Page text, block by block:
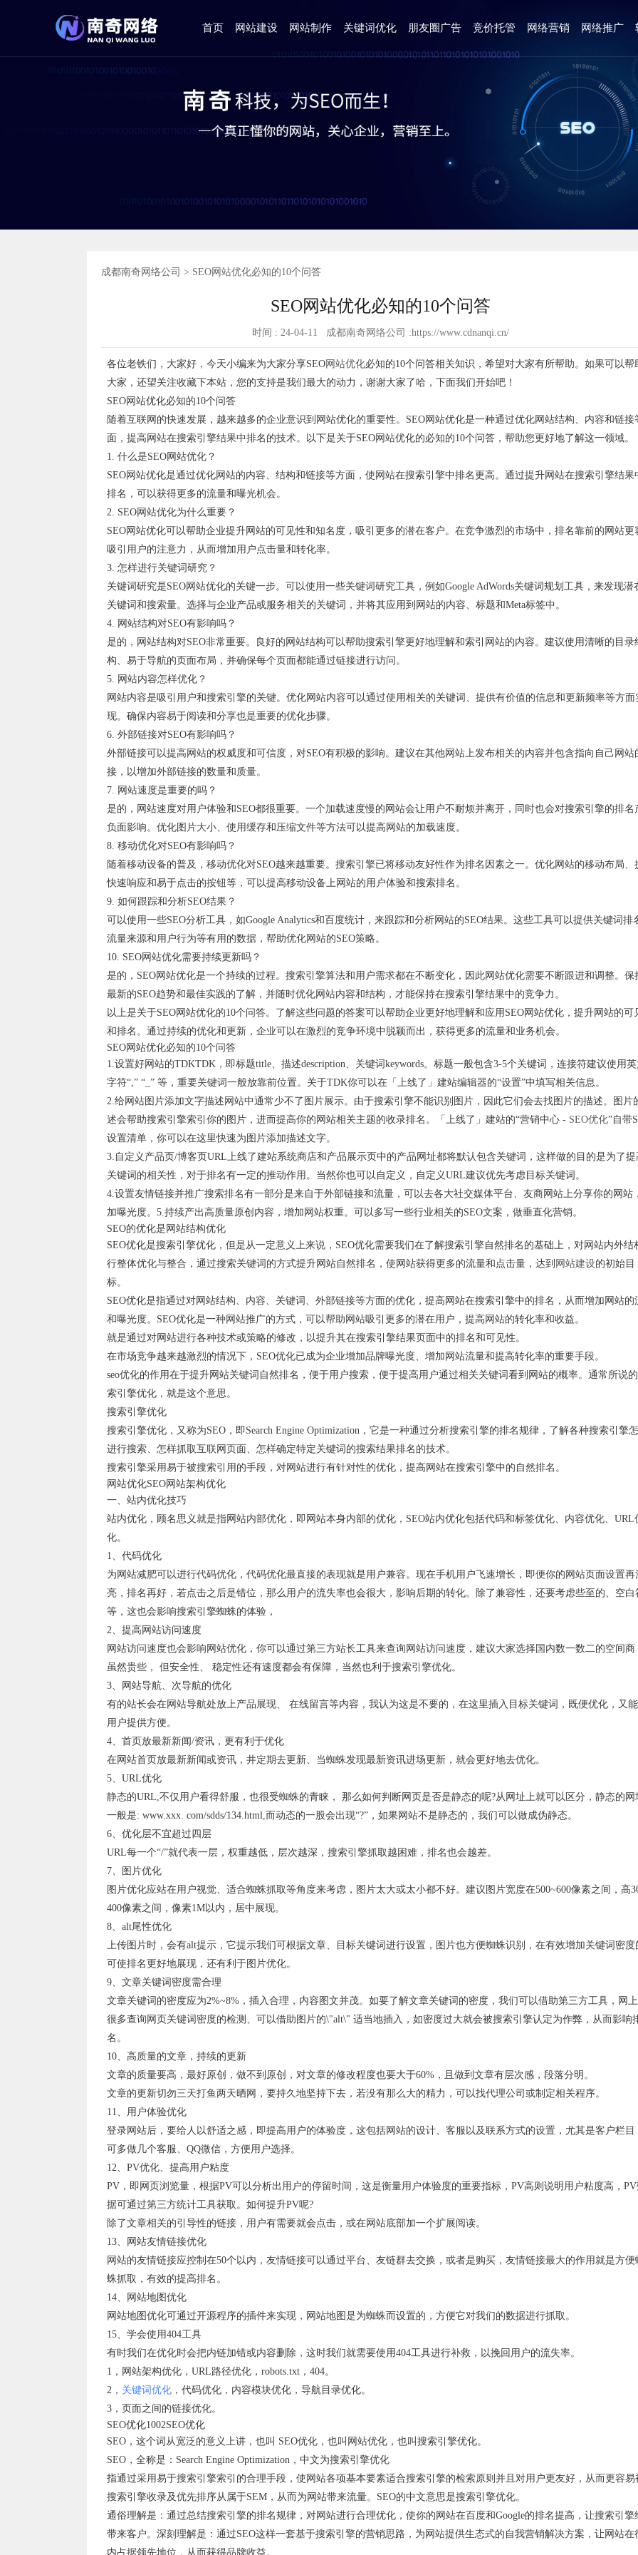
首页 网站建设 网站制作 关键词优化 朋友圈广告 竞价托管 网络营销 网络推广
成都南奇网络公司 > SEO网站优化必知的10个问答
SEO网站优化必知的10个问答
时间 : 24-04-11 成都南奇网络公司 :https://www.cdnanqi.cn/
各位老铁们，大家好，今天小编来为大家分享SEO网站优化必知的10个问答相关知识，希望对大家有所帮助。如果可以帮
大家，还望关注收藏下本站，您的支持是我们最大的动力，谢谢大家了哈，下面我们开始吧！
SEO网站优化必知的10个问答
随着互联网的快速发展，越来越多的企业意识到网站优化的重要性。SEO网站优化是一种通过优化网站结构、内容和链接
面，提高网站在搜索引擎结果中排名的技术。以下是关于SEO网站优化的必知的10个问答，帮助您更好地了解这一领域。
1. 什么是SEO网站优化？
SEO网站优化是通过优化网站的内容、结构和链接等方面，使网站在搜索引擎中排名更高。通过提升网站在搜索引擎结果
排名，可以获得更多的流量和曝光机会。
2. SEO网站优化为什么重要？
SEO网站优化可以帮助企业提升网站的可见性和知名度，吸引更多的潜在客户。在竞争激烈的市场中，排名靠前的网站更
吸引用户的注意力，从而增加用户点击量和转化率。
3. 怎样进行关键词研究？
关键词研究是SEO网站优化的关键一步。可以使用一些关键词研究工具，例如Google AdWords关键词规划工具，来发现潜
关键词和搜索量。选择与企业产品或服务相关的关键词，并将其应用到网站的内容、标题和Meta标签中。
4. 网站结构对SEO有影响吗？
是的，网站结构对SEO非常重要。良好的网站结构可以帮助搜索引擎更好地理解和索引网站的内容。建议使用清晰的目录
构、易于导航的页面布局，并确保每个页面都能通过链接进行访问。
5. 网站内容怎样优化？
网站内容是吸引用户和搜索引擎的关键。优化网站内容可以通过使用相关的关键词、提供有价值的信息和更新频率等方面
现。确保内容易于阅读和分享也是重要的优化步骤。
6. 外部链接对SEO有影响吗？
外部链接可以提高网站的权威度和可信度，对SEO有积极的影响。建议在其他网站上发布相关的内容并包含指向自己网站
接，以增加外部链接的数量和质量。
7. 网站速度是重要的吗？
是的，网站速度对用户体验和SEO都很重要。一个加载速度慢的网站会让用户不耐烦并离开，同时也会对搜索引擎的排名
负面影响。优化图片大小、使用缓存和压缩文件等方法可以提高网站的加载速度。
8. 移动优化对SEO有影响吗？
随着移动设备的普及，移动优化对SEO越来越重要。搜索引擎已将移动友好性作为排名因素之一。优化网站的移动布局、
快速响应和易于点击的按钮等，可以提高移动设备上网站的用户体验和搜索排名。
9. 如何跟踪和分析SEO结果？
可以使用一些SEO分析工具，如Google Analytics和百度统计，来跟踪和分析网站的SEO结果。这些工具可以提供关键词排
流量来源和用户行为等有用的数据，帮助优化网站的SEO策略。
10. SEO网站优化需要持续更新吗？
是的，SEO网站优化是一个持续的过程。搜索引擎算法和用户需求都在不断变化，因此网站优化需要不断跟进和调整。保
最新的SEO趋势和最佳实践的了解，并随时优化网站内容和结构，才能保持在搜索引擎结果中的竞争力。
以上是关于SEO网站优化的10个问答。了解这些问题的答案可以帮助企业更好地理解和应用SEO网站优化，提升网站的可
和排名。通过持续的优化和更新，企业可以在激烈的竞争环境中脱颖而出，获得更多的流量和业务机会。
SEO网站优化必知的10个问答
1.设置好网站的TDKTDK，即标题title、描述description、关键词keywords。标题一般包含3-5个关键词，连接符建议使用英
字符“,” “_” 等，重要关键词一般放靠前位置。关于TDK你可以在「上线了」建站编辑器的“设置”中填写相关信息。
2.给网站图片添加文字描述网站中通常少不了图片展示。由于搜索引擎不能识别图片，因此它们会去找图片的描述。图片
述会帮助搜索引擎索引你的图片，进而提高你的网站相关主题的收录排名。「上线了」建站的“营销中心 - SEO优化”自带
设置清单，你可以在这里快速为图片添加描述文字。
3.自定义产品页/博客页URL上线了建站系统商店和产品展示页中的产品网址都将默认包含关键词，这样做的目的是为了提
关键词的相关性，对于排名有一定的推动作用。当然你也可以自定义，自定义URL建议优先考虑目标关键词。
4.设置友情链接并推广搜索排名有一部分是来自于外部链接和流量，可以去各大社交媒体平台、友商网站上分享你的网站
加曝光度。5.持续产出高质量原创内容，增加网站权重。可以多写一些行业相关的SEO文案，做垂直化营销。
SEO的优化是网站结构优化
SEO优化是搜索引擎优化，但是从一定意义上来说，SEO优化需要我们在了解搜索引擎自然排名的基础上，对网站内外结
行整体优化与整合，通过搜索关键词的方式提升网站自然排名，使网站获得更多的流量和点击量，达到 网站建设的初始目
标。
SEO优化是指通过对网站结构、内容、关键词、外部链接等方面的优化，提高网站在搜索引擎中的排名，从而增加网站的
和曝光度。SEO优化是一种网站推广的方式，可以帮助网站吸引更多的潜在用户，提高网站的转化率和收益。
就是通过对网站进行各种技术或策略的修改，以提升其在搜索引擎结果页面中的排名和可见性。
在市场竞争越来越激烈的情况下，SEO优化已成为企业增加品牌曝光度、增加网站流量和提高转化率的重要手段。
seo优化的作用在于提升网站关键词自然排名，便于用户搜索，便于提高用户通过相关关键词看到网站的概率。通常所说
索引擎优化，就是这个意思。
搜索引擎优化
搜索引擎优化，又称为SEO，即Search Engine Optimization，它是一种通过分析搜索引擎的排名规律，了解各种搜索引擎
进行搜索、怎样抓取互联网页面、怎样确定特定关键词的搜索结果排名的技术。
搜索引擎采用易于被搜索引用的手段，对网站进行有针对性的优化，提高网站在搜索引擎中的自然排名。
网站优化SEO网站架构优化
一、站内优化技巧
站内优化，顾名思义就是指网站内部优化，即网站本身内部的优化，SEO站内优化包括代码和标签优化、内容优化、URL
化。
1、代码优化
为网站减肥可以进行代码优化，代码优化最直接的表现就是用户兼容。现在手机用户飞速增长，即便你的网站页面设置再
亮，排名再好，若点击之后是错位，那么用户的流失率也会很大，影响后期的转化。除了兼容性，还要考虑些至的、空白
等，这也会影响搜索引擎蜘蛛的体验，
2、提高网站访问速度
网站访问速度也会影响网站优化，你可以通过第三方站长工具来查询网站访问速度，建议大家选择国内数一数二的空间商
虽然贵些， 但安全性、 稳定性还有速度都会有保障，当然也利于搜索引擎优化。
3、网站导航、次导航的优化
有的站长会在网站导航处放上产品展现、 在线留言等内容，我认为这是不要的，在这里插入目标关键词，既便优化，又
用户提供方便。
4、首页放最新新闻/资讯，更有利于优化
在网站首页放最新新闻或资讯，井定期去更新、当蜘蛛发现最新资讯进场更新，就会更好地去优化。
5、URL优化
静态的URL,不仅用户看得舒服，也很受蜘蛛的青睐， 那么如何判断网页是否是静态的呢?从网址上就可以区分，静态的网
一般是: www.xxx. com/sdds/134.html,而动态的一股会出现“?”，如果网站不是静态的，我们可以做成伪静态。
6、优化层不宜超过四层
URL每一个“/”就代表一层，权重越低，层次越深，搜索引擎抓取越困难，排名也会越差。
7、图片优化
图片优化应站在用户视觉、适合蜘蛛抓取等角度来考虑，图片太大或太小都不好。建议图片宽度在500~600像素之间，高
400像素之间，像素1M以内，居中展现。
8、alt尾性优化
上传图片时，会有alt提示，它提示我们可根据文章、目标关键词进行设置，图片也方便蜘蛛识别，在有效增加关键词密度
可使排名更好地展现，还有利于图片优化。
9、文章关键词密度需合理
文章关键词的密度应为2%~8%，插入合理，内容图文并茂。如要了解文章关键词的密度，我们可以借助第三方工具，网
很多查询网页关键词密度的检测、可以借助图片的\"alt\" 适当地插入，如密度过大就会被搜索引擎认定为作弊，从而影响
名。
10、高质量的文章，持续的更新
文章的质量要高，最好原创，做不到原创，对文章的修改程度也要大于60%，且做到文章有层次感，段落分明。
文章的更新切勿三天打鱼两天晒网，要持久地坚持下去，若没有那么大的精力，可以找代理公司或制定相关程序。
11、用户体验优化
登录网站后，要给人以舒适之感，即提高用户的体验度，这包括网站的设计、客服以及联系方式的设置，尤其是客户栏目
可多做几个客服、QQ微信，方便用户选择。
12、PV优化、提高用户粘度
PV，即网页浏览量，根据PV可以分析出用户的停留时间，这是衡量用户体验度的重要指标，PV高则说明用户粘度高，PV
据可通过第三方统计工具获取。如何提升PV呢?
除了文章相关的引导性的链接，用户有需要就会点击，或在网站底部加一个扩展阅读。
13、网站友情链接优化
网站的友情链接应控制在50个以内，友情链接可以通过平台、友链群去交换，或者是购买，友情链接最大的作用就是方便
蛛抓取，有效的提高排名。
14、网站地图优化
网站地图优化可通过开源程序的插件来实现，网站地图是为蜘蛛而设置的，方便它对我们的数据进行抓取。
15、学会使用404工具
有时我们在优化时会把内链加错或内容删除，这时我们就需要使用404工具进行补救，以挽回用户的流失率。
1，网站架构优化，URL路径优化，robots.txt，404。
2， 关键词优化，代码优化，内容模块优化，导航目录优化。
3，页面之间的链接优化。
SEO优化1002SEO优化
SEO，这个词从宽泛的意义上讲，也叫 SEO优化，也叫网站优化，也叫搜索引擎优化。
SEO，全称是：Search Engine Optimization，中文为搜索引擎优化
指通过采用易于搜索引擎索引的合理手段，使网站各项基本要素适合搜索引擎的检索原则并且对用户更友好，从而更容易
搜索引擎收录及优先排序从属于SEM，从而为网站带来流量。SEO的中文意思是搜索引擎优化。
通俗理解是：通过总结搜索引擎的排名规律，对网站进行合理优化，使你的网站在百度和Google的排名提高，让搜索引擎
带来客户。深刻理解是：通过SEO这样一套基于搜索引擎的营销思路，为网站提供生态式的自我营销解决方案，让网站在
内占据领先地位，从而获得品牌收益。